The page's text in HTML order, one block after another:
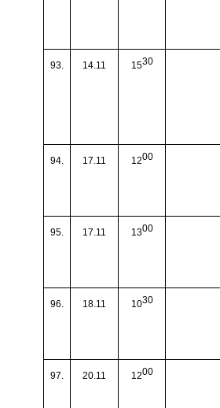
93. 14.11 1530
94. 17.11 1200
95. 17.11 1300
96. 18.11 1030
97. 20.11 1200